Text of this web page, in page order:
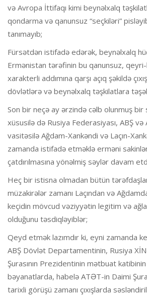
və Avropa İttifaqı kimi beynəlxalq
qondarma və qanunsuz “seçkiləri”
tanımayıb;
Fürsətdən istifadə edərək, beynəlxalq
Ermənistan tərəfinin bu qanunsuz,
xarakterli addımına qarşı açıq şəkildə
dövlətlərə və beynəlxalq təşkilatlara
Son bir neçə ay ərzində cəlb olunmuş bir
xüsusilə də Rusiya Federasiyası, ABŞ və
vasitəsilə Ağdam-Xankəndi və Laçın-
zamanda istifadə etməklə erməni
çatdırılmasına yönəlmiş səylər davam
Heç bir istisna olmadan bütün
müzakirələr zamanı Laçından və
keçidin mövcud vəziyyətin legitim və
olduğunu təsdiqləyiblər;
Qeyd etmək lazımdır ki, eyni zamanda
ABŞ Dövlət Departamentinin, Rusiya
Şurasının Prezidentinin mətbuat
bəyanatlarda, habelə ATƏT-in Daimi
tarixli görüşü zamanı çıxışlarda